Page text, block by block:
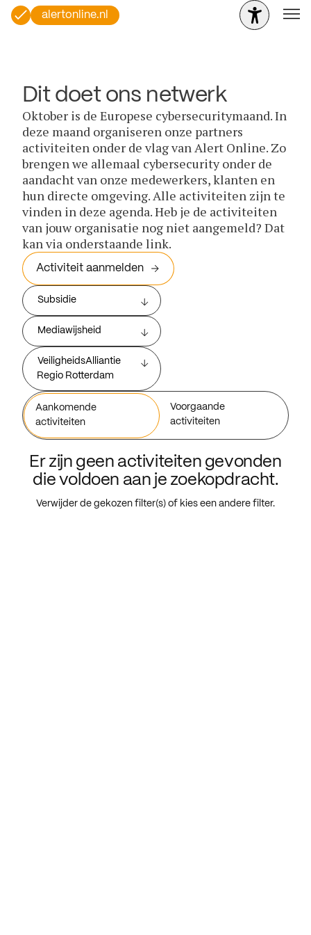
alertonline.nl
Dit doet ons netwerk
Oktober is de Europese cybersecuritymaand. In
deze maand organiseren onze partners
activiteiten onder de vlag van Alert Online. Zo
brengen we allemaal cybersecurity onder de
aandacht van onze medewerkers, klanten en
hun directe omgeving. Alle activiteiten zijn te
vinden in deze agenda. Heb je de activiteiten
van jouw organisatie nog niet aangemeld? Dat
kan via onderstaande link.
Activiteit aanmelden
Subsidie
Mediawijsheid
VeiligheidsAlliantie
Regio Rotterdam
Aankomende
activiteiten
Voorgaande
activiteiten
Er zijn geen activiteiten gevonden
die voldoen aan je zoekopdracht.
Verwijder de gekozen filter(s) of kies een andere filter.